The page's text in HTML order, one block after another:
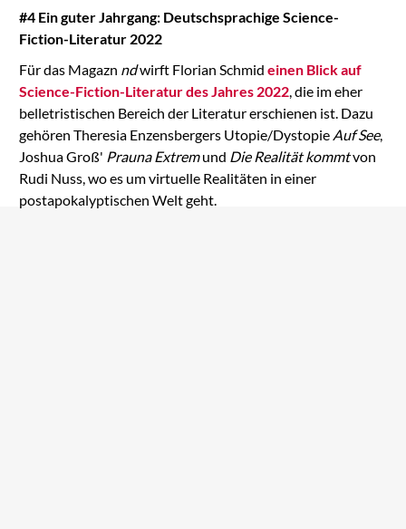
#4 Ein guter Jahrgang: Deutschsprachige Science-
Fiction-Literatur 2022
Für das Magazn ndwirft Florian Schmid einen Blick auf
Science-Fiction-Literatur des Jahres 2022, die im eher
belletristischen Bereich der Literatur erschienen ist. Dazu
gehören Theresia Enzensbergers Utopie/Dystopie Auf See,
Joshua Groß' Prauna Extremund Die Realität kommtvon
Rudi Nuss, wo es um virtuelle Realitäten in einer
postapokalyptischen Welt geht.